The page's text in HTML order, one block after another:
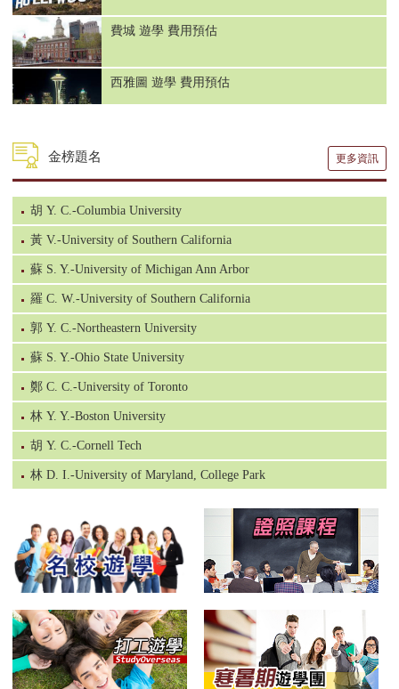
費城 遊學 費用預估
西雅圖 遊學 費用預估
華盛頓 DC 費用預估
倫敦 遊學費用預估
溫哥華 遊學費用預估
雪梨 遊學費用預估
金榜題名 更多資訊
胡 Y. C.-Columbia University
黃 V.-University of Southern California
蘇 S. Y.-University of Michigan Ann Arbor
羅 C. W.-University of Southern California
郭 Y. C.-Northeastern University
蘇 S. Y.-Ohio State University
鄭 C. C.-University of Toronto
林 Y. Y.-Boston University
胡 Y. C.-Cornell Tech
林 D. I.-University of Maryland, College Park